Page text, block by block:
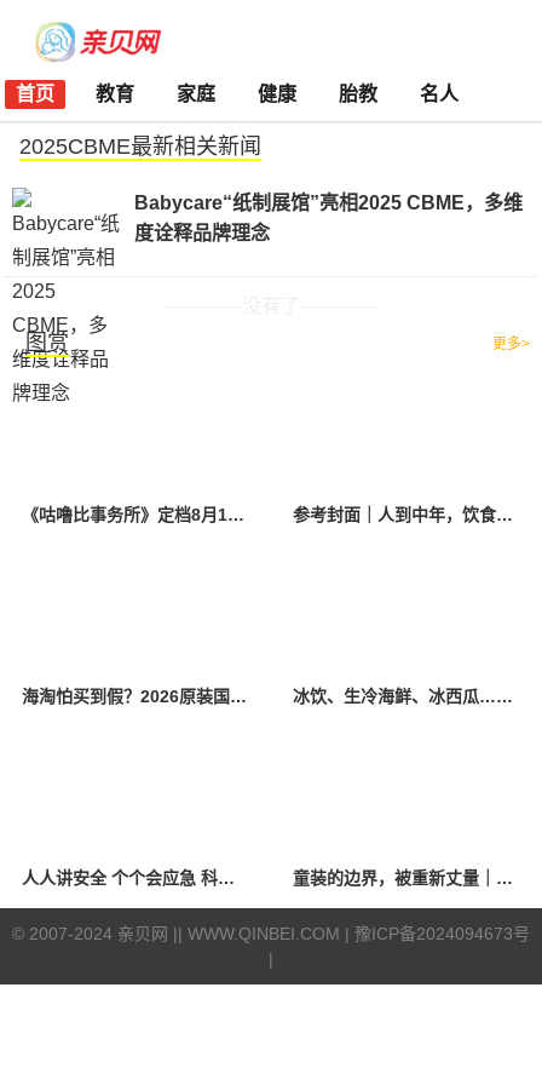
首页 教育 家庭 健康 胎教 名人
2025CBME最新相关新闻
Babycare“纸制展馆”亮相2025 CBME，多维
度诠释品牌理念
图赏 更多>
《咕噜比事务所》定档8月10日 聚焦儿童情绪教育助力健康成长 参考封面｜人到中年，饮食该如何调整？
海淘怕买到假？2026原装国产羊奶粉靠谱的正规品牌有哪些？ 冰饮、生冷海鲜、冰西瓜……泉州人夏季“标配”饮食极易引发胃肠炎
人人讲安全 个个会应急 科学应对防震避险 童装的边界，被重新丈量｜2026中国国际时装周·童话小镇圆满收官
© 2007-2024 亲贝网 || WWW.QINBEI.COM | 豫ICP备2024094673号
|